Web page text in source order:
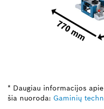
* Daugiau informacijos
šia nuoroda: Gaminių